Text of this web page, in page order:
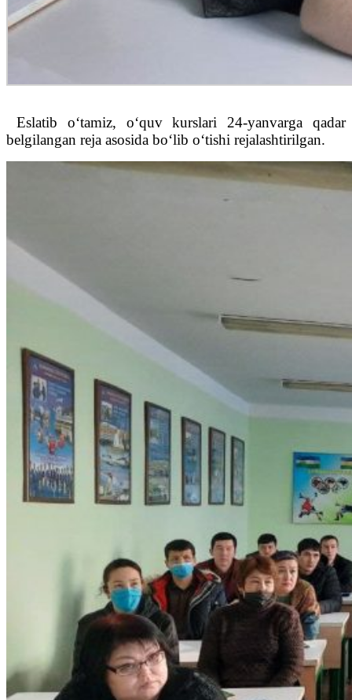
Eslatib o‘tamiz, o‘quv kurslari 24-yanvarga qadar
belgilangan reja asosida bo‘lib o‘tishi rejalashtirilgan.